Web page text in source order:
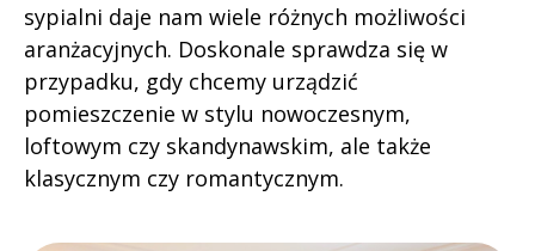
sypialni daje nam wiele różnych możliwości
aranżacyjnych. Doskonale sprawdza się w
przypadku, gdy chcemy urządzić
pomieszczenie w stylu nowoczesnym,
loftowym czy skandynawskim, ale także
klasycznym czy romantycznym.